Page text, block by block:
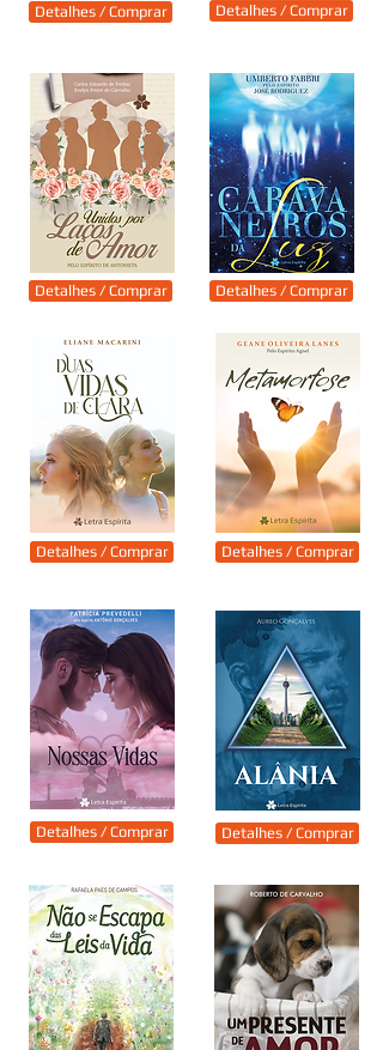
Detalhes / Comprar Detalhes / Comprar
Detalhes / Comprar
Detalhes / Comprar
Detalhes / Comprar
Detalhes / Comprar
Detalhes / Comprar Detalhes / Comprar